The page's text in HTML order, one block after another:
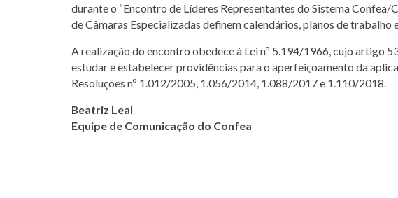
durante o “Encontro de Líderes Representantes do Sistema
de Câmaras Especializadas definem calendários, planos de trabalho
A realização do encontro obedece à Lei nº 5.194/1966, cujo artigo
estudar e estabelecer providências para o aperfeiçoamento da
Resoluções nº 1.012/2005, 1.056/2014, 1.088/2017 e 1.110/2018.
Beatriz Leal
Equipe de Comunicação do Confea